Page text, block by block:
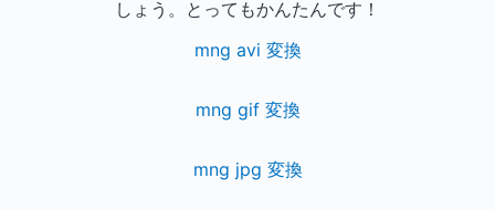
しょう。とってもかんたんです！
mng avi 変換
mng gif 変換
mng jpg 変換